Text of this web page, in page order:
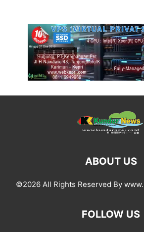
ABOUT US
©2026 All Rights Reserved By
FOLLOW US